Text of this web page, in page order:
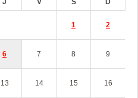
J V S D
1 2
6 7 8 9
13 14 15 16